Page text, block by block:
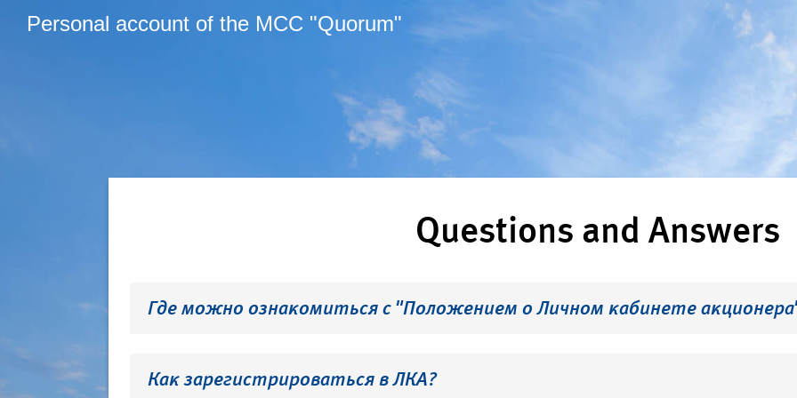
Personal account of the MCC "Quorum"
Questions and Answers
Где можно ознакомиться с "Положением о Личном кабинете
Как зарегистрироваться в ЛКА?